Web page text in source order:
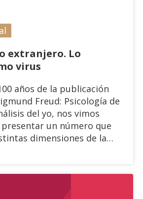
extranjero. Lo
virus
años de la publicación
Freud: Psicología de
del yo, nos vimos
presentar un número que
dimensiones de la
destrucción del